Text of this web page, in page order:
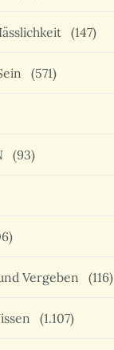
(147)
(571)
(93)
Vergeben (116)
(1.107)